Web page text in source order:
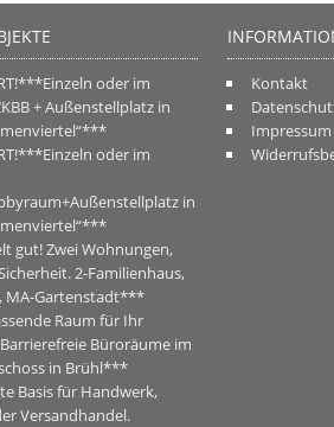
oder im
+ Außenstellplatz in
oder im
in
gut! Zwei Wohnungen,
2-Familienhaus,
MA-Gartenstadt***
Raum für Ihr
Büroräume im
in Brühl***
Basis für Handwerk,
Versandhandel.
Kontakt
Impressum